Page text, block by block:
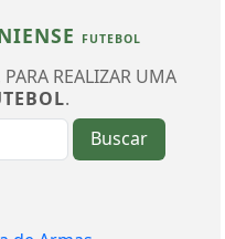
FUTEBOL
REALIZAR UMA
.
Buscar